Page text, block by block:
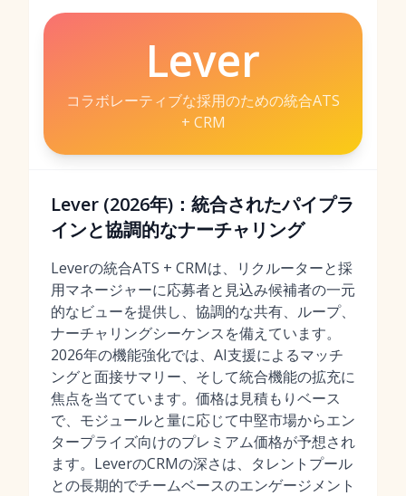
Lever
コラボレーティブな採用のための統合ATS
+ CRM
Lever (2026年)：統合されたパイプラ
インと協調的なナーチャリング
Leverの統合ATS + CRMは、リクルーターと採
用マネージャーに応募者と見込み候補者の一元
的なビューを提供し、協調的な共有、ループ、
ナーチャリングシーケンスを備えています。
2026年の機能強化では、AI支援によるマッチ
ングと面接サマリー、そして統合機能の拡充に
焦点を当てています。価格は見積もりベース
で、モジュールと量に応じて中堅市場からエン
タープライズ向けのプレミアム価格が予想され
ます。LeverのCRMの深さは、タレントプール
との長期的でチームベースのエンゲージメント